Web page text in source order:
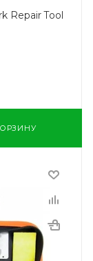
Repair Tool